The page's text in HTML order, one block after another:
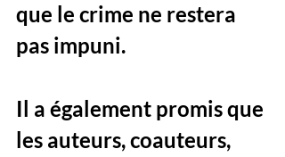
que le crime ne restera
pas impuni.
Il a également promis que
les auteurs, coauteurs,